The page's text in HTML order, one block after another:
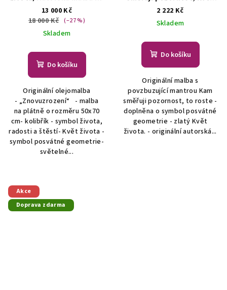
plátně
13 000 Kč
18 000 Kč (–27 %)
Skladem
Do košíku
Originální olejomalba
- „Znovuzrození“ - malba
na plátně o rozměru 50x70
cm- kolibřík - symbol života,
radosti a štěstí- Květ života -
symbol posvátné geometrie-
světelné...
života (posvátná
geometrie)
malba - symbol posvátné
2 222 Kč
Skladem
Do košíku
Originální malba s
povzbuzující mantrou Kam
směřuji pozornost, to roste -
doplněna o symbol posvátné
geometrie - zlatý Květ
života. - originální autorská...
Akce
Doprava zdarma